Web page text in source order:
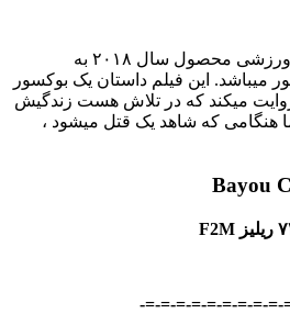
بایو خاویار ، فیلمی جنایی و ورزشی محصول سال ۲۰۱۸ به
کارگردانی کوبا گودینگ جونیور می‎باشد. این فیلم داستان یک بوکسور
سابق به نام رادنی جونز را روایت می‎کند که در تلاش هست زندگیش
را دوباره از نو شروع کند. اما هنگامی که شاهد یک قتل می‎شود ،
-=-=-=-=-=-=-=-=-=-